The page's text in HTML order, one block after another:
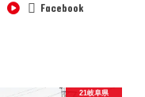
Facebook
21岐阜県